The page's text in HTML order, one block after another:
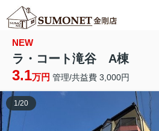
NEW
ラ・コート滝谷 A棟
3.1万円 管理/共益費 3,000円
1/20